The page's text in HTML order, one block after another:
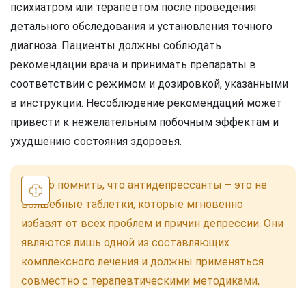
психиатром или терапевтом после проведения
детального обследования и установления точного
диагноза. Пациенты должны соблюдать
рекомендации врача и принимать препараты в
соответствии с режимом и дозировкой, указанными
в инструкции. Несоблюдение рекомендаций может
привести к нежелательным побочным эффектам и
ухудшению состояния здоровья.
Важно помнить, что антидепрессанты – это не
волшебные таблетки, которые мгновенно
избавят от всех проблем и причин депрессии. Они
являются лишь одной из составляющих
комплексного лечения и должны применяться
совместно с терапевтическими методиками,